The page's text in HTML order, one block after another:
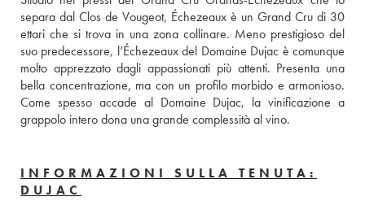
separa dal Clos de Vougeot, Échezeaux è un Grand Cru di 30
ettari che si trova in una zona collinare. Meno prestigioso del
suo predecessore, l’Échezeaux del Domaine Dujac è comunque
molto apprezzato dagli appassionati più attenti. Presenta una
bella concentrazione, ma con un profilo morbido e armonioso.
Come spesso accade al Domaine Dujac, la vinificazione a
grappolo intero dona una grande complessità al vino.
INFORMAZIONI SULLA TENUTA:
DUJAC